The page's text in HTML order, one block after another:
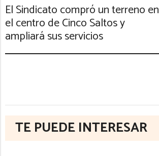
El Sindicato compró un terreno en
el centro de Cinco Saltos y
ampliará sus servicios
TE PUEDE INTERESAR